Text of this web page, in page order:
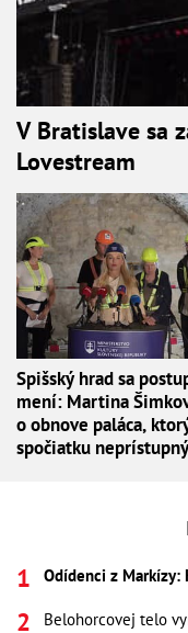
V Bratislave sa
Lovestream
Spišský hrad sa
mení: Martina
o obnove paláca,
spočiatku neprístupný
Odídenci z
Belohorcovej telo